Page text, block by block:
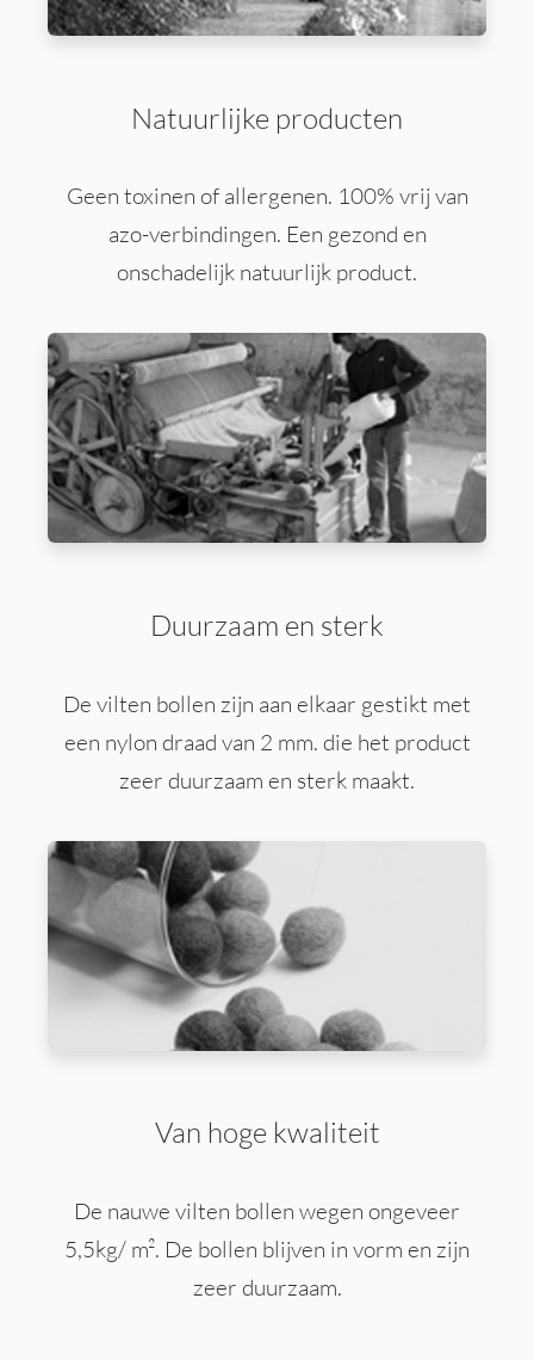
Natuurlijke producten
Geen toxinen of allergenen. 100% vrij van
azo-verbindingen. Een gezond en
onschadelijk natuurlijk product.
Duurzaam en sterk
De vilten bollen zijn aan elkaar gestikt met
een nylon draad van 2 mm. die het product
zeer duurzaam en sterk maakt.
Van hoge kwaliteit
De nauwe vilten bollen wegen ongeveer
5,5kg/ m². De bollen blijven in vorm en zijn
zeer duurzaam.